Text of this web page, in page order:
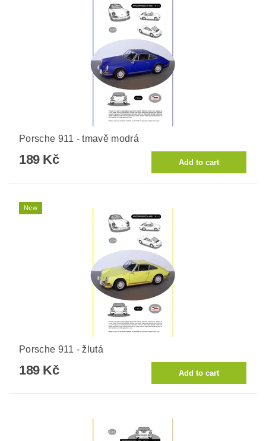
Porsche 911 - tmavě modrá
189 Kč
New
Porsche 911 - žlutá
189 Kč